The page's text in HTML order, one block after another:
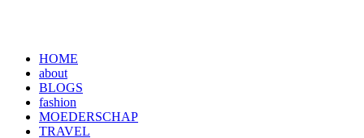
HOME
about
BLOGS
fashion
MOEDERSCHAP
TRAVEL